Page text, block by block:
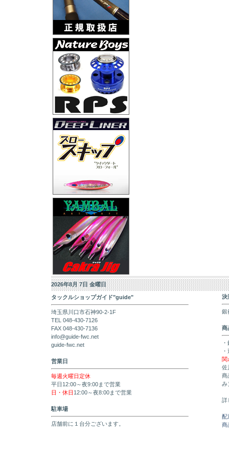
2026年8月 7日 金曜日
タックルショップガイド"guide"
埼玉県川口市石神90-2-1F
TEL 048-430-7126
FAX 048-430-7136
info@guide-fwc.net
guide-fwc.net
営業日
毎週火曜日定休
平日12:00～夜9:00まで営業
日・休日 12:00～夜8:00まで営業
駐車場
店舗前に１台分ございます。
決
銀
商
関
佐
商
み
詳
配
商